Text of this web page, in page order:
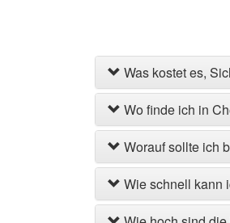
Was kostet es,
Wo finde ich in
Worauf sollte ich
Wie schnell kann